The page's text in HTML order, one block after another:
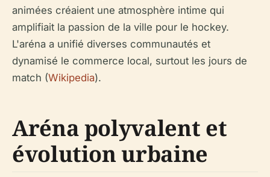
animées créaient une atmosphère intime qui
amplifiait la passion de la ville pour le hockey.
L'aréna a unifié diverses communautés et
dynamisé le commerce local, surtout les jours de
match (Wikipedia).
Aréna polyvalent et
évolution urbaine